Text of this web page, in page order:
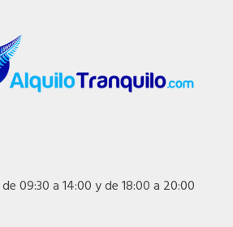
de 09:30 a 14:00 y de 18:00 a 20:00